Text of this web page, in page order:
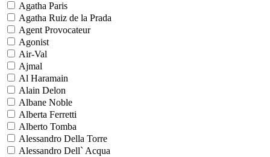
Agatha Paris
Agatha Ruiz de la Prada
Agent Provocateur
Agonist
Air-Val
Ajmal
Al Haramain
Alain Delon
Albane Noble
Alberta Ferretti
Alberto Tomba
Alessandro Della Torre
Alessandro Dell` Acqua